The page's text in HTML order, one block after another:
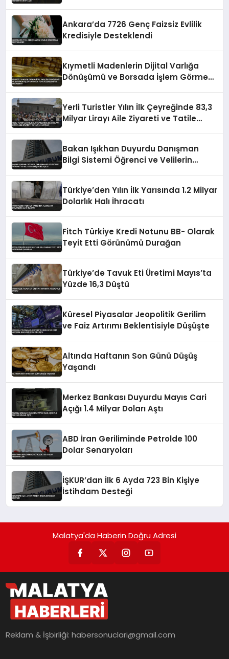
Ankara’da 7726 Genç Faizsiz Evlilik
Kredisiyle Desteklendi
Kıymetli Madenlerin Dijital Varlığa
Dönüşümü ve Borsada İşlem Görmesi
Yerli Turistler Yılın İlk Çeyreğinde 83,3
Milyar Lirayı Aile Ziyareti ve Tatile
Bakan Işıkhan Duyurdu Danışman
Bilgi Sistemi Öğrenci ve Velilerin
Türkiye’den Yılın İlk Yarısında 1.2 Milyar
Dolarlık Halı İhracatı
Fitch Türkiye Kredi Notunu BB- Olarak
Teyit Etti Görünümü Durağan
Türkiye’de Tavuk Eti Üretimi Mayıs’ta
Yüzde 16,3 Düştü
Küresel Piyasalar Jeopolitik Gerilim
ve Faiz Artırımı Beklentisiyle Düşüşte
Altında Haftanın Son Günü Düşüş
Yaşandı
Merkez Bankası Duyurdu Mayıs Cari
Açığı 1.4 Milyar Doları Aştı
ABD İran Geriliminde Petrolde 100
Dolar Senaryoları
İŞKUR’dan İlk 6 Ayda 723 Bin Kişiye
İstihdam Desteği
Malatya'da Haberin Doğru Adresi
Reklam & İşbirliği:habersonuclari@gmail.com